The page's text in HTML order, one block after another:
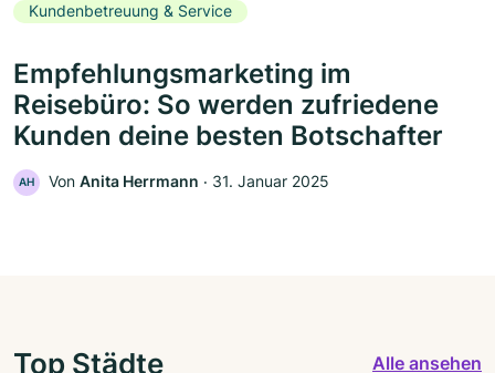
Kundenbetreuung & Service
Empfehlungsmarketing im
Reisebüro: So werden zufriedene
Kunden deine besten Botschafter
AH Von Anita Herrmann ‧ 31. Januar 2025
Top Städte Alle ansehen